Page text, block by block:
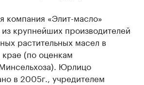
компания «Элит-масло»
крупнейших производителей
растительных масел в
(по оценкам
Юрлицо
в 2005г., учредителем